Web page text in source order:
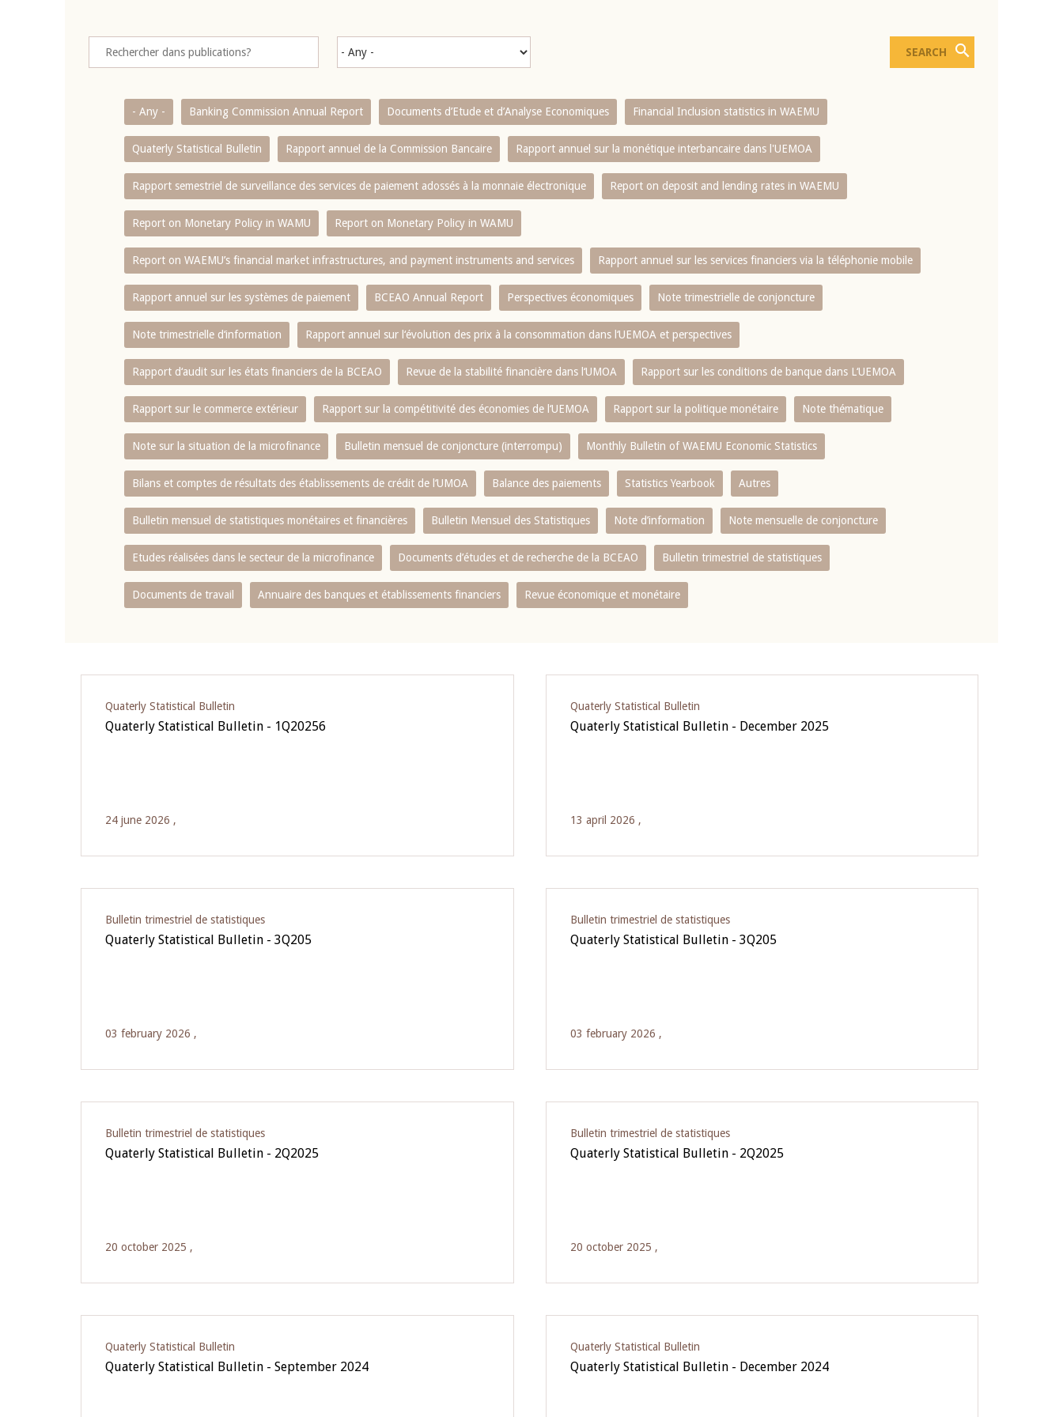
- Any - Banking Commission Annual Report Documents d’Etude et d’Analyse Economiques Financial Inclusion statistics in WAEMU
Quaterly Statistical Bulletin Rapport annuel de la Commission Bancaire Rapport annuel sur la monétique interbancaire dans l'UEMOA
Rapport semestriel de surveillance des services de paiement adossés à la monnaie électronique Report on deposit and lending rates in WAEMU
Report on Monetary Policy in WAMU Report on Monetary Policy in WAMU
Report on WAEMU’s financial market infrastructures, and payment instruments and services Rapport annuel sur les services financiers via la téléphonie mobile
Rapport annuel sur les systèmes de paiement BCEAO Annual Report Perspectives économiques Note trimestrielle de conjoncture
Note trimestrielle d‘information Rapport annuel sur l‘évolution des prix à la consommation dans l‘UEMOA et perspectives
Rapport d‘audit sur les états financiers de la BCEAO Revue de la stabilité financière dans l‘UMOA Rapport sur les conditions de banque dans L‘UEMOA
Rapport sur le commerce extérieur Rapport sur la compétitivité des économies de l‘UEMOA Rapport sur la politique monétaire Note thématique
Note sur la situation de la microfinance Bulletin mensuel de conjoncture (interrompu) Monthly Bulletin of WAEMU Economic Statistics
Bilans et comptes de résultats des établissements de crédit de l‘UMOA Balance des paiements Statistics Yearbook Autres
Bulletin mensuel de statistiques monétaires et financières Bulletin Mensuel des Statistiques Note d’information Note mensuelle de conjoncture
Etudes réalisées dans le secteur de la microfinance Documents d’études et de recherche de la BCEAO Bulletin trimestriel de statistiques
Documents de travail Annuaire des banques et établissements financiers Revue économique et monétaire
Quaterly Statistical Bulletin
Quaterly Statistical Bulletin - 1Q20256
24 june 2026 ,
Quaterly Statistical Bulletin
Quaterly Statistical Bulletin - December 2025
13 april 2026 ,
Bulletin trimestriel de statistiques
Quaterly Statistical Bulletin - 3Q205
03 february 2026 ,
Bulletin trimestriel de statistiques
Quaterly Statistical Bulletin - 3Q205
03 february 2026 ,
Bulletin trimestriel de statistiques
Quaterly Statistical Bulletin - 2Q2025
20 october 2025 ,
Bulletin trimestriel de statistiques
Quaterly Statistical Bulletin - 2Q2025
20 october 2025 ,
Quaterly Statistical Bulletin
Quaterly Statistical Bulletin - September 2024
Quaterly Statistical Bulletin
Quaterly Statistical Bulletin - December 2024